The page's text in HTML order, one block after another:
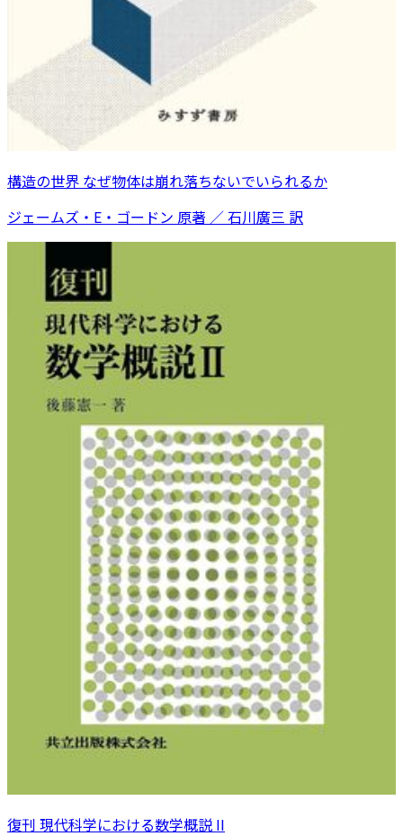
構造の世界 なぜ物体は崩れ落ちないでいられるか
ジェームズ・E・ゴードン 原著 ／ 石川廣三 訳
復刊 現代科学における数学概説 II